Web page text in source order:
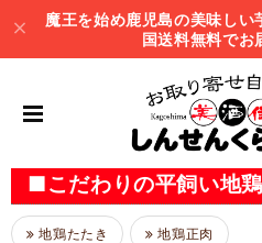
魔王を始め鹿児島の美味し
国送料無料でお
■こだわりの平飼い地鶏
地鶏たたき 地鶏正肉